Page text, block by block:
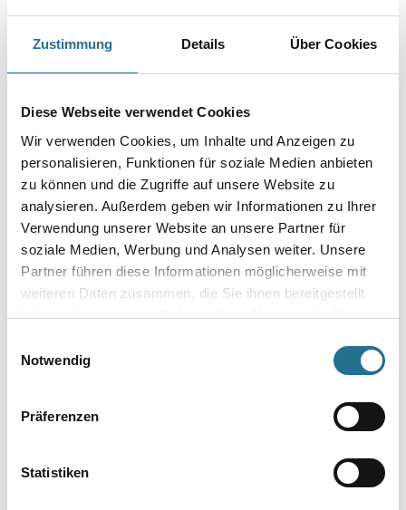
Zustimmung Details Über Cookies
Diese Webseite verwendet Cookies
Wir verwenden Cookies, um Inhalte und Anzeigen zu
personalisieren, Funktionen für soziale Medien anbieten
zu können und die Zugriffe auf unsere Website zu
analysieren. Außerdem geben wir Informationen zu Ihrer
Verwendung unserer Website an unsere Partner für
soziale Medien, Werbung und Analysen weiter. Unsere
Partner führen diese Informationen möglicherweise mit
weiteren Daten zusammen, die Sie ihnen bereitgestellt
haben oder die sie im Rahmen Ihrer Nutzung der Dienste
Notwendig
Präferenzen
Statistiken
Spachtellaibung für das Schiebetür-System Pocket Kit. Passend für den
Gebinde
Variante
Umrechnungsfaktoren